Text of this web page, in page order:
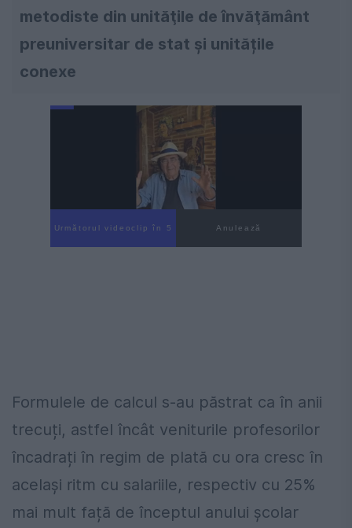
metodiste din unităţile de învăţământ
preuniversitar de stat și unitățile
conexe
Următorul videoclip în 4 Anulează
Formulele de calcul s-au păstrat ca în anii
trecuți, astfel încât veniturile profesorilor
încadrați în regim de plată cu ora cresc în
același ritm cu salariile, respectiv cu 25%
mai mult față de începtul anului școlar